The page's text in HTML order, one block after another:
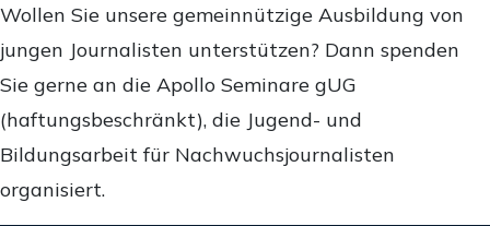
Wollen Sie unsere gemeinnützige Ausbildung von
jungen Journalisten unterstützen? Dann spenden
Sie gerne an die Apollo Seminare gUG
(haftungsbeschränkt), die Jugend- und
Bildungsarbeit für Nachwuchsjournalisten
organisiert.